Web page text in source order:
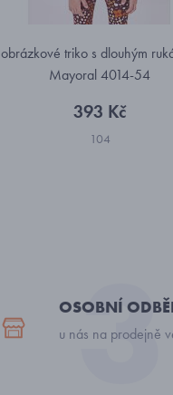
obrázkové triko s dlouhým
Mayoral 4014-54
393 Kč
104
OSOBNÍ
u nás na prodejně